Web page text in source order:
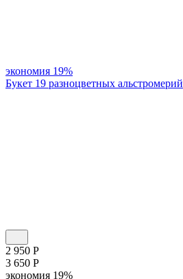
экономия 19%
Букет 19 разноцветных альстромерий
2 950 Р
3 650 Р
экономия 19%